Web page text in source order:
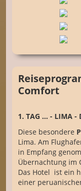
Comfort
1. TAG ... - LIMA -
Diese besondere
Lima. Am
in Empfang
Übernachtung im
Das Hotel ist ein
einer